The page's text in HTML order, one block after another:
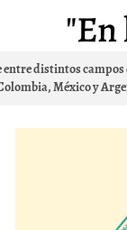
entre distintos
México y